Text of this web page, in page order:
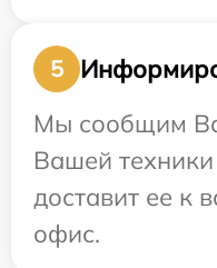
5
Мы сообщим
Вашей
доставит ее к
офис.